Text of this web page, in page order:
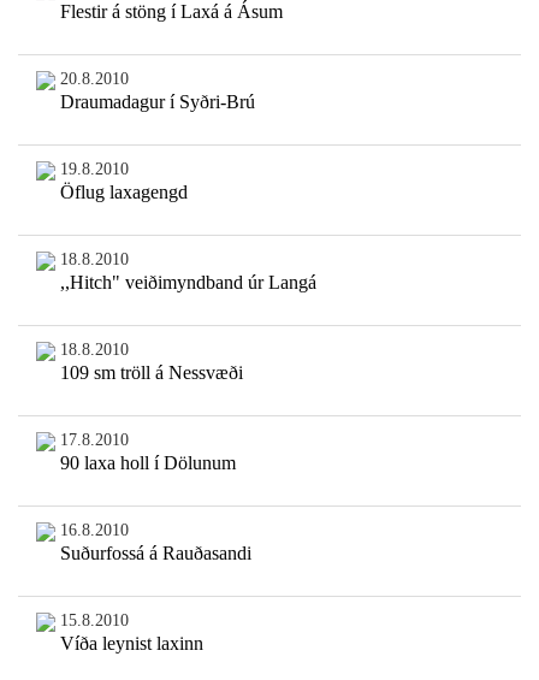
Flestir á stöng í Laxá á Ásum
20.8.2010
Draumadagur í Syðri-Brú
19.8.2010
Öflug laxagengd
18.8.2010
,,Hitch" veiðimyndband úr Langá
18.8.2010
109 sm tröll á Nessvæði
17.8.2010
90 laxa holl í Dölunum
16.8.2010
Suðurfossá á Rauðasandi
15.8.2010
Víða leynist laxinn